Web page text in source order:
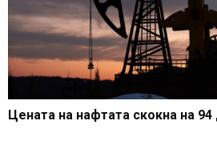
Цената на нафтата скокна на 94